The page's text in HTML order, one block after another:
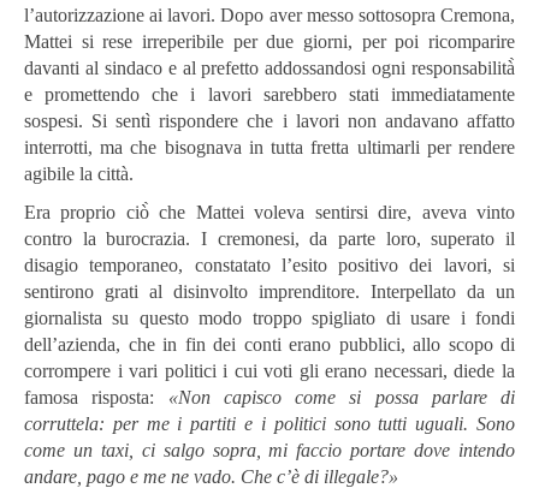
l’autorizzazione ai lavori. Dopo aver messo sottosopra Cremona,
Mattei si rese irreperibile per due giorni, per poi ricomparire
davanti al sindaco e al prefetto addossandosi ogni responsabilità̀
e promettendo che i lavori sarebbero stati immediatamente
sospesi. Si sentì rispondere che i lavori non andavano affatto
interrotti, ma che bisognava in tutta fretta ultimarli per rendere
agibile la città.
Era proprio ciò̀ che Mattei voleva sentirsi dire, aveva vinto
contro la burocrazia. I cremonesi, da parte loro, superato il
disagio temporaneo, constatato l’esito positivo dei lavori, si
sentirono grati al disinvolto imprenditore. Interpellato da un
giornalista su questo modo troppo spigliato di usare i fondi
dell’azienda, che in fin dei conti erano pubblici, allo scopo di
corrompere i vari politici i cui voti gli erano necessari, diede la
famosa risposta: «Non capisco come si possa parlare di
corruttela: per me i partiti e i politici sono tutti uguali. Sono
come un taxi, ci salgo sopra, mi faccio portare dove intendo
andare, pago e me ne vado. Che c’è di illegale?»